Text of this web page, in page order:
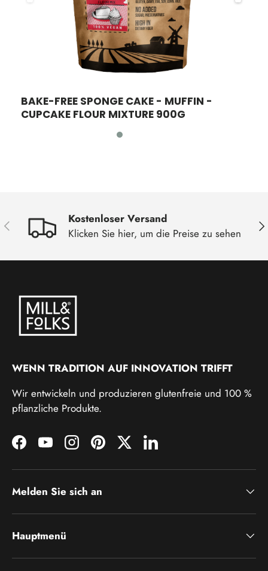
BAKE-FREE SPONGE CAKE - MUFFIN -
CUPCAKE FLOUR MIXTURE 900G
Vorherige
Kostenloser Versand
Klicken Sie hier, um die Preise zu sehen
WENN TRADITION AUF INNOVATION TRIFFT
Wir entwickeln und produzieren glutenfreie und 100 %
pflanzliche Produkte.
FacebookYouTubeInstagramPinterestTwitterLinkedIn
Melden Sie sich an
Hauptmenü